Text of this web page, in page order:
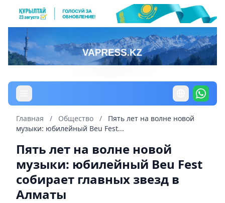
Главная / Общество /
Пять лет на волне новой
музыки: юбилейный Beu Fest...
Пять лет на волне новой
музыки: юбилейный Beu Fest
собирает главных звезд в
Алматы